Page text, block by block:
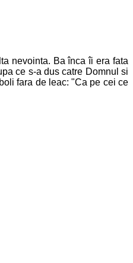
nevointa. Ba înca îi era fata
ce s-a dus catre Domnul si
fara de leac: "Ca pe cei ce